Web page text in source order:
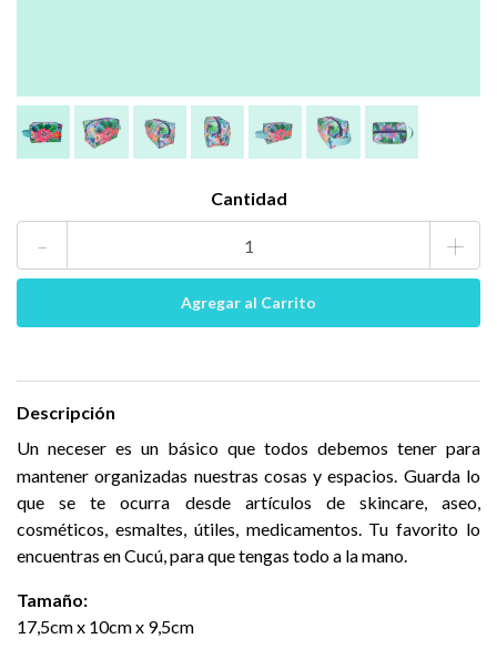
Cantidad
- +
Descripción
Un neceser es un básico que todos debemos tener para
mantener organizadas nuestras cosas y espacios. Guarda lo
que se te ocurra desde artículos de skincare, aseo,
cosméticos, esmaltes, útiles, medicamentos. Tu favorito lo
encuentras en Cucú, para que tengas todo a la mano.
Tamaño:
17,5cm x 10cm x 9,5cm